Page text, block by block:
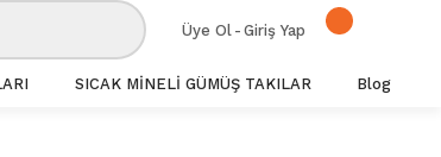
Üye Ol - Giriş Yap
SICAK MİNELİ GÜMÜŞ TAKILAR Blog